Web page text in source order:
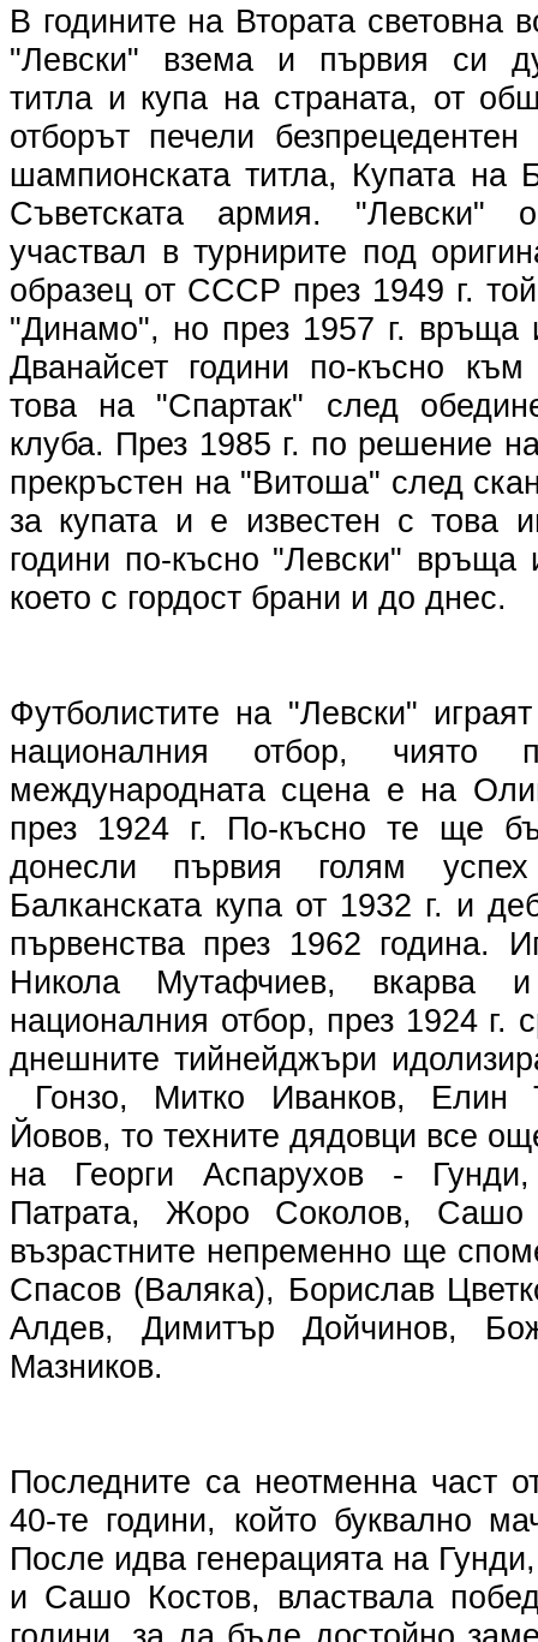
В годините на Втората световна
"Левски" взема и първия си
титла и купа на страната, от
отборът печели
шампионската титла, Купата на
Съветската армия. "Левски"
участвал в турнирите под
образец от СССР през 1949 г.
"Динамо", но през 1957 г. връща
Дванайсет години по-късно
това на "Спартак" след
клуба. През 1985 г. по решение
прекръстен на "Витоша" след
за купата и е известен с това
години по-късно "Левски" връща
което с гордост брани и до днес.
Футболистите на "Левски"
националния отбор, чиято
международната сцена е на
през 1924 г. По-късно те ще
донесли първия голям
Балканската купа от 1932 г. и
първенства през 1962 година.
Никола Мутафчиев, вкарва
националния отбор, през 1924 г.
днешните тийнейджъри
Гонзо, Митко Иванков, Елин
Йовов, то техните дядовци все
на Георги Аспарухов -
Патрата, Жоро Соколов,
възрастните непременно ще
Спасов (Валяка), Борислав
Алдев, Димитър Дойчинов,
Мазников.
Последните са неотменна част
40-те години, който буквално
После идва генерацията на
и Сашо Костов, властвала